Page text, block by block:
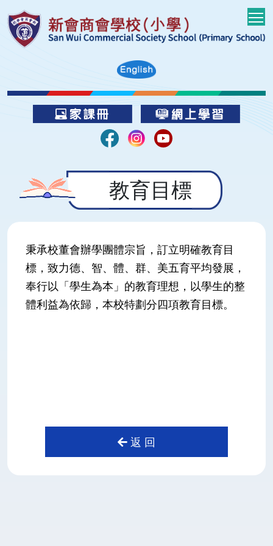
教育目標
秉承校董會辦學團體宗旨，訂立明確教育目
標，致力德、智、體、群、美五育平均發展，
奉行以「學生為本」的教育理想，以學生的整
體利益為依歸，本校特劃分四項教育目標。
返 回